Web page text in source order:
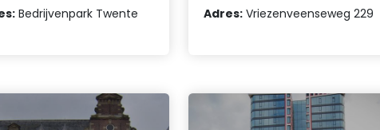
Bedrijvenpark Twente
Adres: Vriezenveenseweg 229